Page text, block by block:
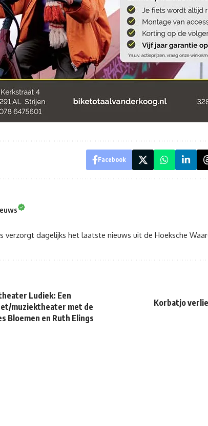
Facebook
verzorgt dagelijks het laatste nieuws uit de Hoeksche
Ludiek: Een
muziektheater met de
Bloemen en Ruth Elings
Korbatjo